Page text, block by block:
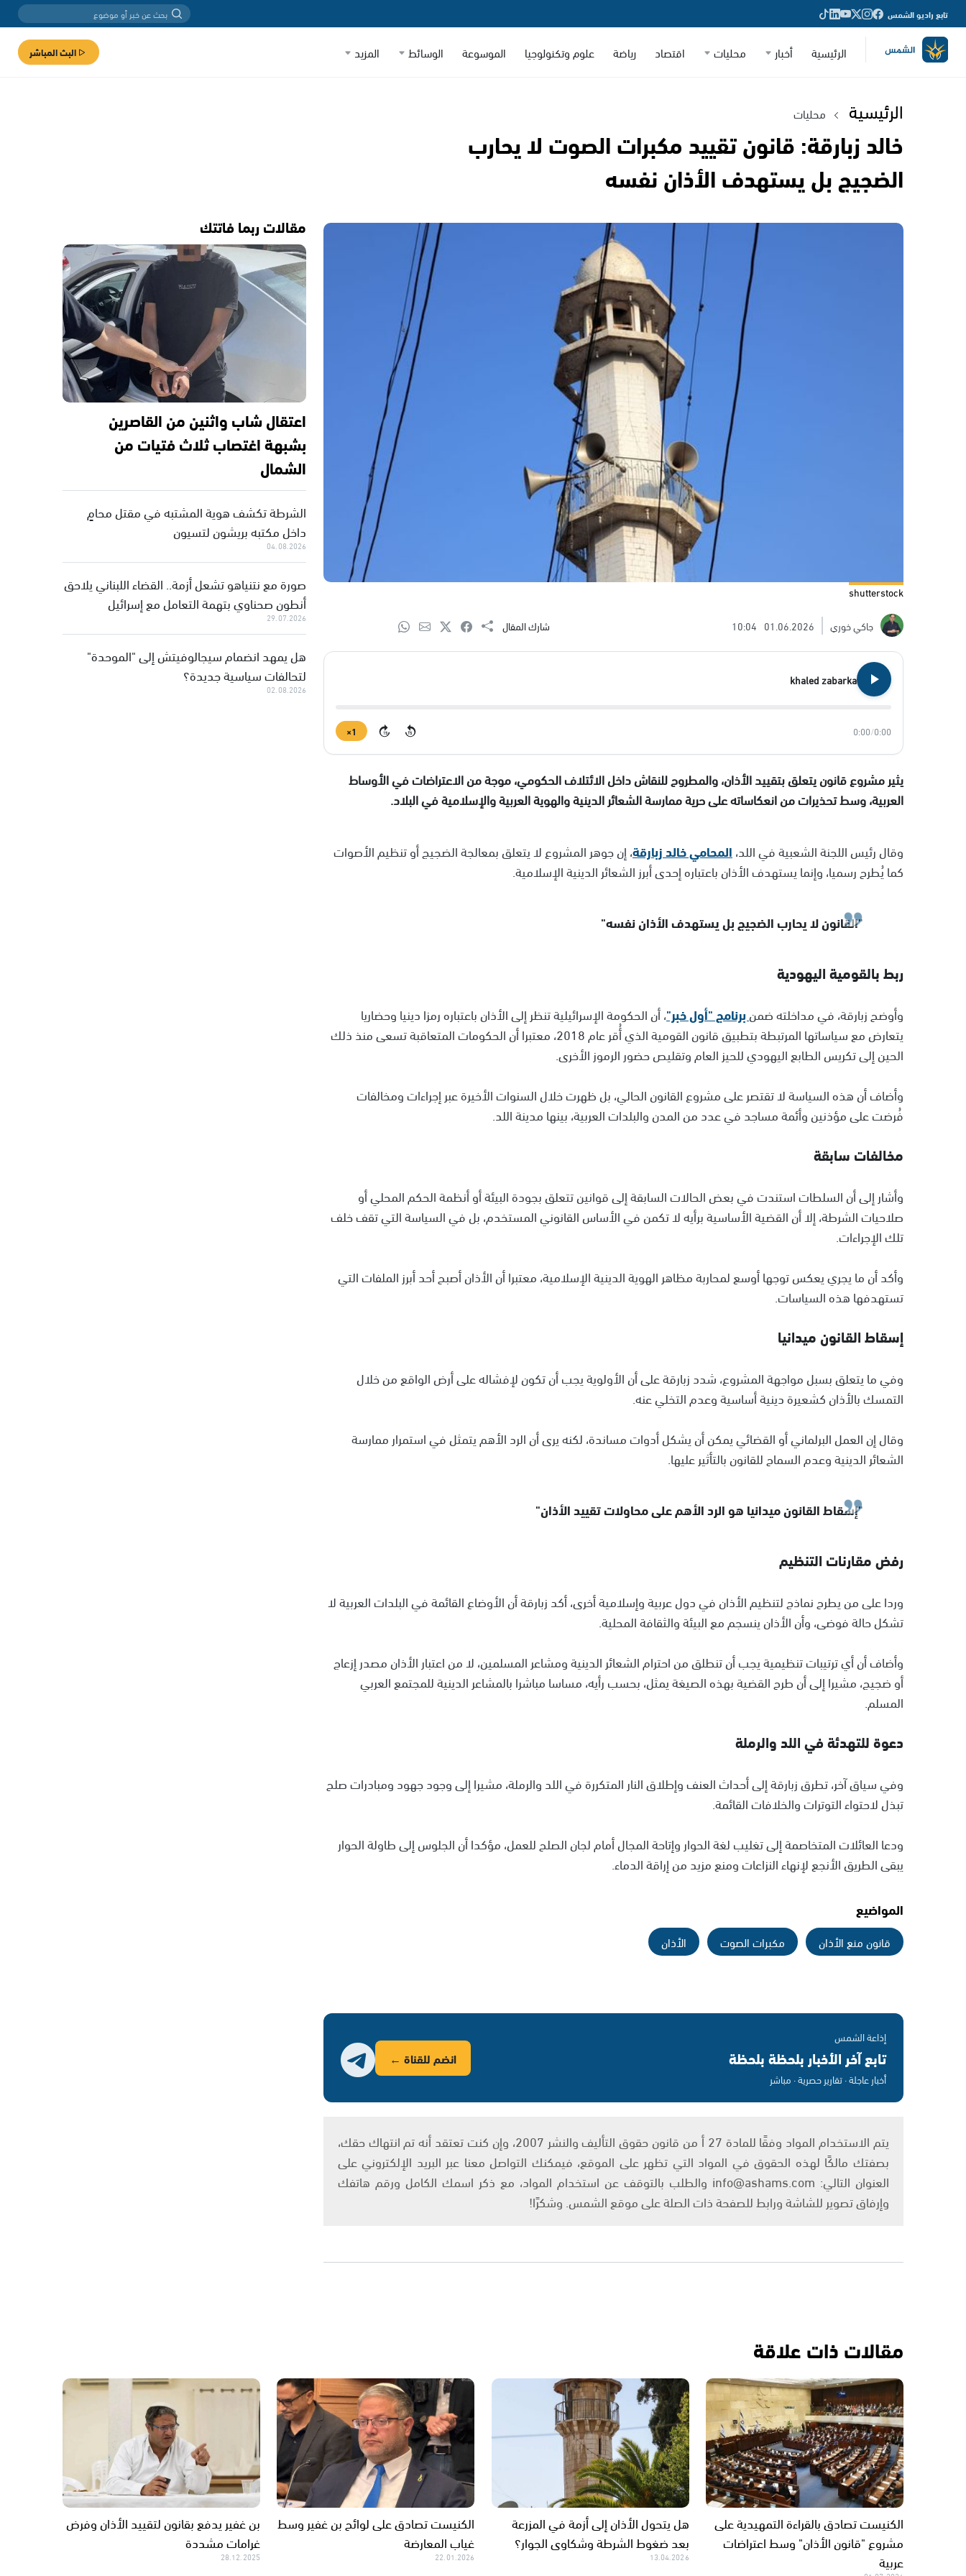
تابع راديو الشمس
الرئيسية أخبار محليات اقتصاد رياضة علوم وتكنولوجيا الموسوعة الوسائط المزيد البث المباشر
الرئيسية محليات
خالد زبارقة: قانون تقييد مكبرات الصوت لا يحارب
الضجيج بل يستهدف الأذان نفسه
shutterstock
جاكي خوري
01.06.2026
10:04 شارك المقال
khaled zabarka
0:00
/
0:00
15
15
1×
يثير مشروع قانون يتعلق بتقييد الأذان، والمطروح للنقاش داخل الائتلاف الحكومي، موجة من الاعتراضات في الأوساط
العربية، وسط تحذيرات من انعكاساته على حرية ممارسة الشعائر الدينية والهوية العربية والإسلامية في البلاد.
وقال رئيس اللجنة الشعبية في اللد،المحامي خالد زبارقة، إن جوهر المشروع لا يتعلق بمعالجة الضجيج أو تنظيم الأصوات
كما يُطرح رسميا، وإنما يستهدف الأذان باعتباره إحدى أبرز الشعائر الدينية الإسلامية.
"القانون لا يحارب الضجيج بل يستهدف الأذان نفسه"
ربط بالقومية اليهودية
وأوضح زبارقة، في مداخلته ضمنبرنامج "أول خبر"، أن الحكومة الإسرائيلية تنظر إلى الأذان باعتباره رمزا دينيا وحضاريا
يتعارض مع سياساتها المرتبطة بتطبيق قانون القومية الذي أُقر عام 2018، معتبرا أن الحكومات المتعاقبة تسعى منذ ذلك
الحين إلى تكريس الطابع اليهودي للحيز العام وتقليص حضور الرموز الأخرى.
وأضاف أن هذه السياسة لا تقتصر على مشروع القانون الحالي، بل ظهرت خلال السنوات الأخيرة عبر إجراءات ومخالفات
فُرضت على مؤذنين وأئمة مساجد في عدد من المدن والبلدات العربية، بينها مدينة اللد.
مخالفات سابقة
وأشار إلى أن السلطات استندت في بعض الحالات السابقة إلى قوانين تتعلق بجودة البيئة أو أنظمة الحكم المحلي أو
صلاحيات الشرطة، إلا أن القضية الأساسية برأيه لا تكمن في الأساس القانوني المستخدم، بل في السياسة التي تقف خلف
تلك الإجراءات.
وأكد أن ما يجري يعكس توجها أوسع لمحاربة مظاهر الهوية الدينية الإسلامية، معتبرا أن الأذان أصبح أحد أبرز الملفات التي
تستهدفها هذه السياسات.
إسقاط القانون ميدانيا
وفي ما يتعلق بسبل مواجهة المشروع، شدد زبارقة على أن الأولوية يجب أن تكون لإفشاله على أرض الواقع من خلال
التمسك بالأذان كشعيرة دينية أساسية وعدم التخلي عنه.
وقال إن العمل البرلماني أو القضائي يمكن أن يشكل أدوات مساندة، لكنه يرى أن الرد الأهم يتمثل في استمرار ممارسة
الشعائر الدينية وعدم السماح للقانون بالتأثير عليها.
"إسقاط القانون ميدانيا هو الرد الأهم على محاولات تقييد الأذان"
رفض مقارنات التنظيم
وردا على من يطرح نماذج لتنظيم الأذان في دول عربية وإسلامية أخرى، أكد زبارقة أن الأوضاع القائمة في البلدات العربية لا
تشكل حالة فوضى، وأن الأذان ينسجم مع البيئة والثقافة المحلية.
وأضاف أن أي ترتيبات تنظيمية يجب أن تنطلق من احترام الشعائر الدينية ومشاعر المسلمين، لا من اعتبار الأذان مصدر إزعاج
أو ضجيج، مشيرا إلى أن طرح القضية بهذه الصيغة يمثل، بحسب رأيه، مساسا مباشرا بالمشاعر الدينية للمجتمع العربي
المسلم.
دعوة للتهدئة في اللد والرملة
وفي سياق آخر، تطرق زبارقة إلى أحداث العنف وإطلاق النار المتكررة في اللد والرملة، مشيرا إلى وجود جهود ومبادرات صلح
تبذل لاحتواء التوترات والخلافات القائمة.
ودعا العائلات المتخاصمة إلى تغليب لغة الحوار وإتاحة المجال أمام لجان الصلح للعمل، مؤكدا أن الجلوس إلى طاولة الحوار
يبقى الطريق الأنجع لإنهاء النزاعات ومنع مزيد من إراقة الدماء.
المواضيع
قانون منع الأذان مكبرات الصوت الأذان
إذاعة الشمس
تابع آخر الأخبار بلحظة بلحظة
أخبار عاجلة · تقارير حصرية · مباشر
انضم للقناة ←
يتم الاستخدام المواد وفقًا للمادة 27 أ من قانون حقوق التأليف والنشر 2007، وإن كنت تعتقد أنه تم انتهاك حقك،
بصفتك مالكًا لهذه الحقوق في المواد التي تظهر على الموقع، فيمكنك التواصل معنا عبر البريد الإلكتروني على
العنوان التالي: info@ashams.com والطلب بالتوقف عن استخدام المواد، مع ذكر اسمك الكامل ورقم هاتفك
وإرفاق تصوير للشاشة ورابط للصفحة ذات الصلة على موقع الشمس. وشكرًا!
مقالات ربما فاتتك
اعتقال شاب واثنين من القاصرين
بشبهة اغتصاب ثلاث فتيات من
الشمال
الشرطة تكشف هوية المشتبه في مقتل محامٍ
داخل مكتبه بريشون لتسيون
04.08.2026
صورة مع نتنياهو تشعل أزمة.. القضاء اللبناني يلاحق
أنطون صحناوي بتهمة التعامل مع إسرائيل
29.07.2026
هل يمهد انضمام سيجالوفيتش إلى "الموحدة"
لتحالفات سياسية جديدة؟
02.08.2026
مقالات ذات علاقة
الكنيست تصادق بالقراءة التمهيدية على
مشروع "قانون الأذان" وسط اعتراضات
عربية
هل يتحول الأذان إلى أزمة في المزرعة
بعد ضغوط الشرطة وشكاوى الجوار؟
13.04.2026
الكنيست تصادق على لوائح بن غفير وسط
غياب المعارضة
22.01.2026
بن غفير يدفع بقانون لتقييد الأذان وفرض
غرامات مشددة
28.12.2025